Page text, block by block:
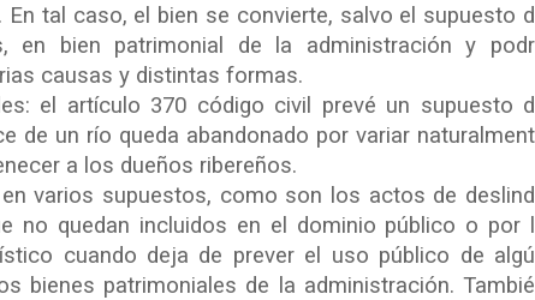
tal caso, el bien se convierte, salvo el supuesto
en bien patrimonial de la administración y
causas y distintas formas.
el artículo 370 código civil prevé un supuesto
de un río queda abandonado por variar
a los dueños ribereños.
varios supuestos, como son los actos de
no quedan incluidos en el dominio público o por
cuando deja de prever el uso público de
bienes patrimoniales de la administración.